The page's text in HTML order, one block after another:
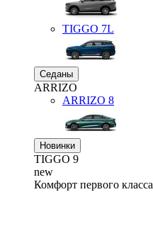
TIGGO 7L
Седаны
ARRIZO
ARRIZO 8
Новинки
TIGGO 9
new
Комфорт первого класса